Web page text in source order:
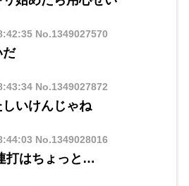
No.1349027570
だ
No.1349027872
いけんじゃね
No.1349028016
打はちょっと…